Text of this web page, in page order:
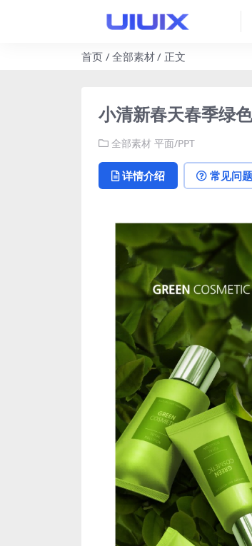
首页 全部素材 正文
小清新春天春季绿
全部素材 平面/PPT
详情介绍 常见问题